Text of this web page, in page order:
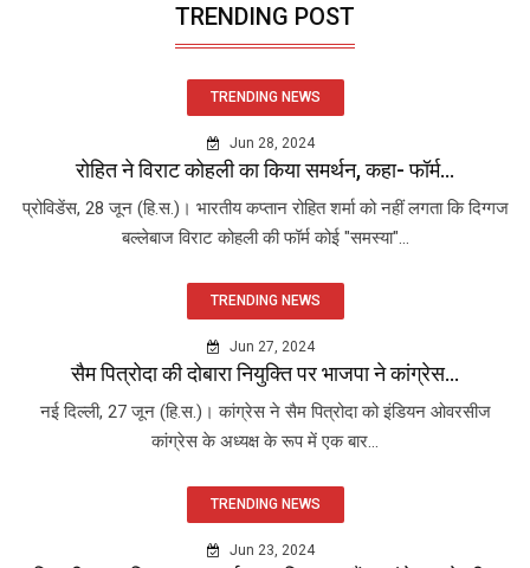
TRENDING POST
TRENDING NEWS
Jun 28, 2024
रोहित ने विराट कोहली का किया समर्थन, कहा- फॉर्म...
प्रोविडेंस, 28 जून (हि.स.)। भारतीय कप्तान रोहित शर्मा को नहीं लगता कि दिग्गज
बल्लेबाज विराट कोहली की फॉर्म कोई "समस्या"...
TRENDING NEWS
Jun 27, 2024
सैम पित्रोदा की दोबारा नियुक्ति पर भाजपा ने कांग्रेस...
नई दिल्ली, 27 जून (हि.स.)। कांग्रेस ने सैम पित्रोदा को इंडियन ओवरसीज
कांग्रेस के अध्यक्ष के रूप में एक बार...
TRENDING NEWS
Jun 23, 2024